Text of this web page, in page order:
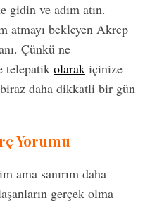
gidin ve adım atın.
bekleyen Akrep
Çünkü ne
telepatik olarakiçinize
daha dikkatli bir gün
Yorumu
ama sanırım daha
gerçek olma